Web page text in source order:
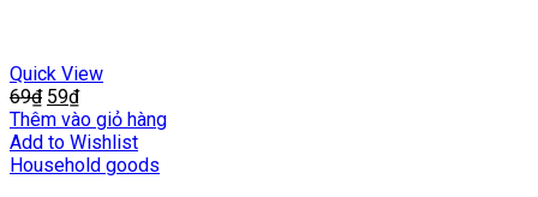
Quick View
69₫ 59₫
Thêm vào giỏ hàng
Add to Wishlist
Household goods